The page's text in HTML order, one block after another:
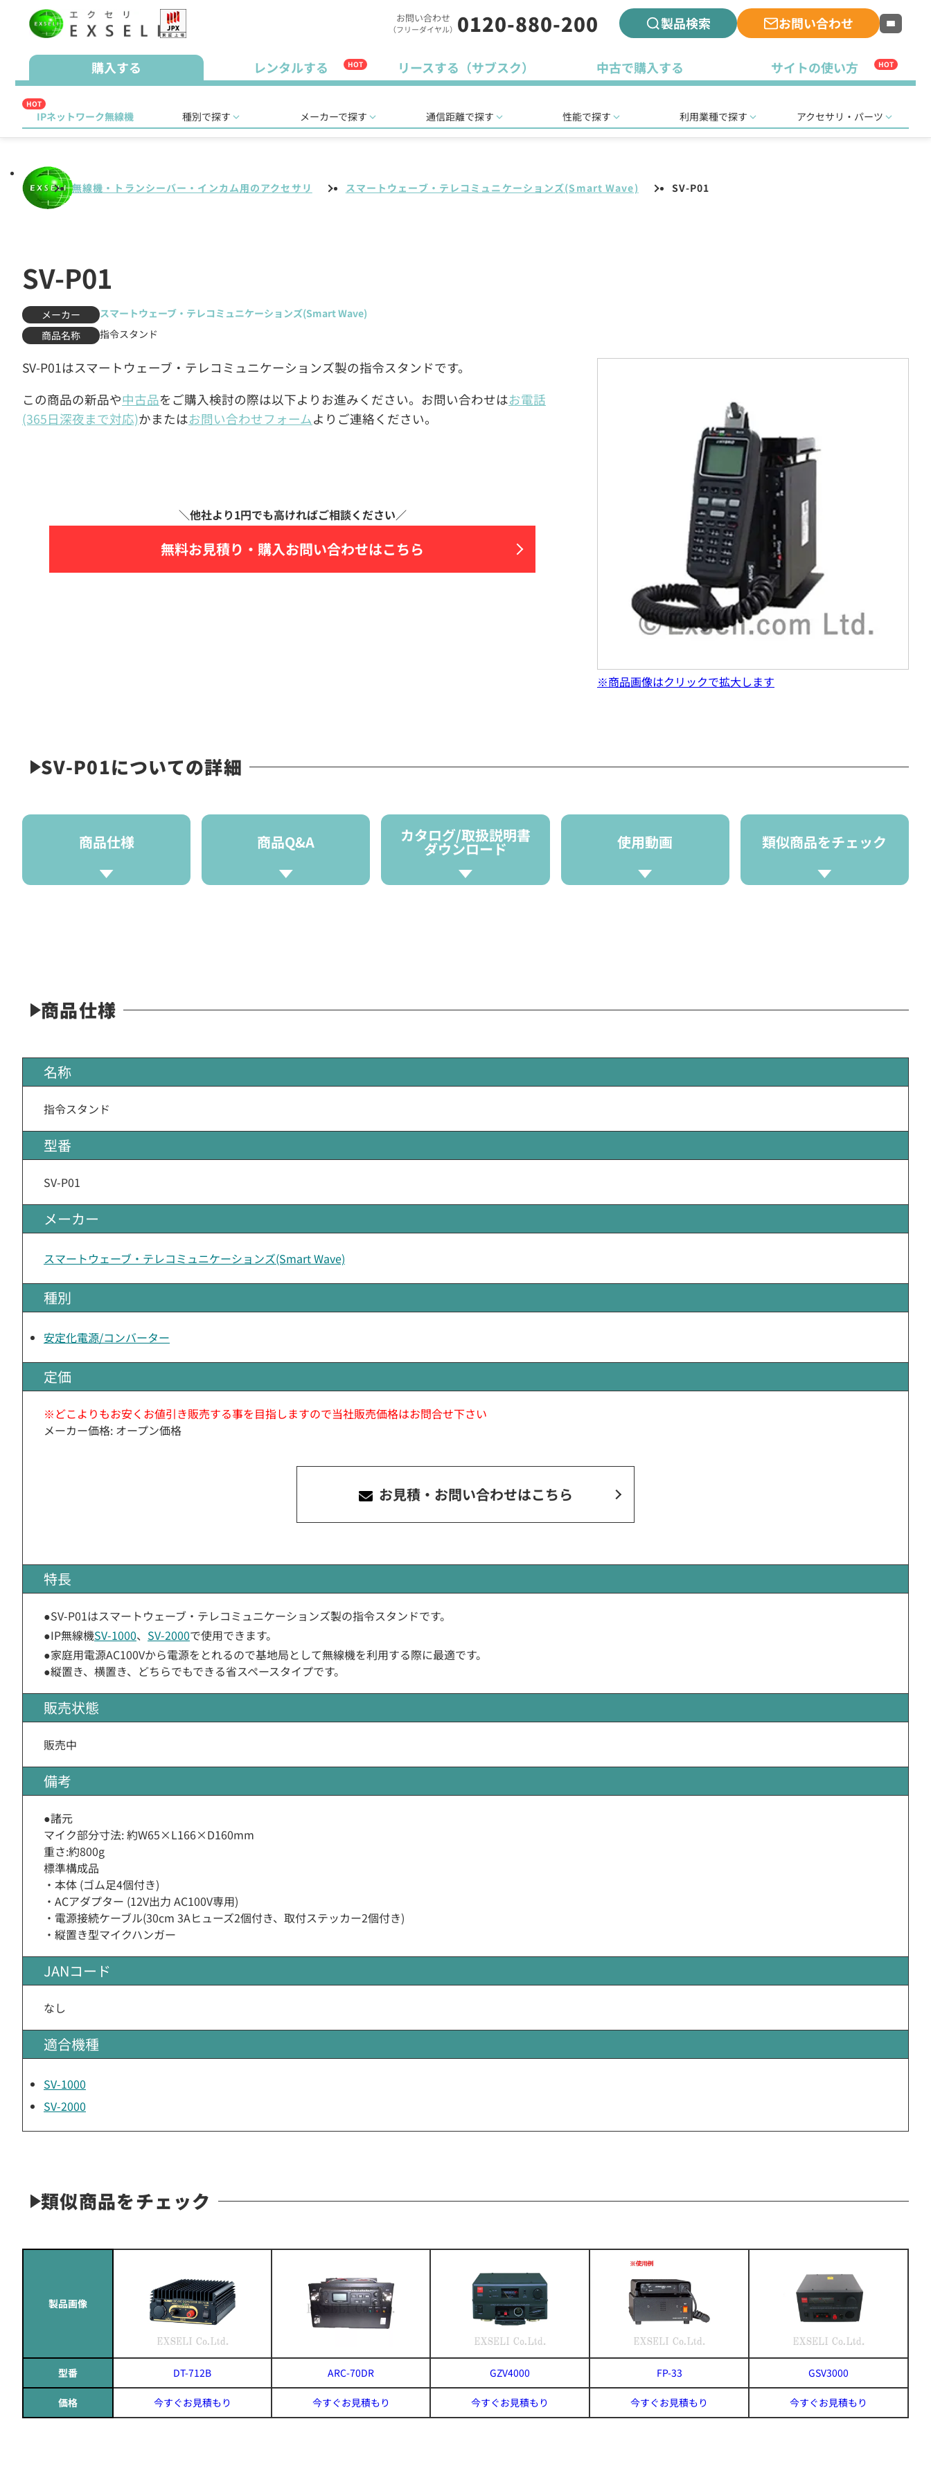
お問い合わせ
（フリーダイヤル） 0120-880-200 製品検索 お問い合わせ
購入する レンタルする HOT リースする（サブスク） 中古で購入する サイトの使い方 HOT
HOT
IPネットワーク無線機 種別で探す メーカーで探す 通信距離で探す 性能で探す 利用業種で探す アクセサリ・パーツ
無線機・トランシーバー・インカム用のアクセサリ スマートウェーブ・テレコミュニケーションズ(Smart Wave) SV-P01
SV-P01
メーカー
スマートウェーブ・テレコミュニケーションズ(Smart Wave)
商品名称
指令スタンド
SV-P01はスマートウェーブ・テレコミュニケーションズ製の指令スタンドです。
この商品の新品や中古品をご購入検討の際は以下よりお進みください。お問い合わせはお電話
(365日深夜まで対応)かまたはお問い合わせフォームよりご連絡ください。
無料お見積り・ 購入お問い合わせはこちら
※商品画像はクリックで拡大します
SV-P01についての詳細
商品仕様 商品Q&A カタログ/取扱説明書
ダウンロード 使用動画 類似商品をチェック
商品仕様
名称
指令スタンド
型番
SV-P01
メーカー
スマートウェーブ・テレコミュニケーションズ(Smart Wave)
種別
安定化電源/コンバーター
定価
※どこよりもお安くお値引き販売する事を目指しますので当社販売価格はお問合せ下さい
メーカー価格: オープン価格
お見積・お問い合わせはこちら
特長
●SV-P01はスマートウェーブ・テレコミュニケーションズ製の指令スタンドです。
●IP無線機SV-1000、 SV-2000で使用できます。
●家庭用電源AC100Vから電源をとれるので基地局として無線機を利用する際に最適です。
●縦置き、横置き、どちらでもできる省スペースタイプです。
販売状態
販売中
備考
●諸元
マイク部分寸法: 約W65×L166×D160mm
重さ:約800g
標準構成品
・本体 (ゴム足4個付き)
・ACアダプター (12V出力 AC100V専用)
・電源接続ケーブル(30cm 3Aヒューズ2個付き、取付ステッカー2個付き)
・縦置き型マイクハンガー
JANコード
なし
適合機種
SV-1000
SV-2000
類似商品をチェック
製品画像
型番 DT-712B ARC-70DR GZV4000 FP-33 GSV3000
価格 今すぐお見積もり 今すぐお見積もり 今すぐお見積もり 今すぐお見積もり 今すぐお見積もり